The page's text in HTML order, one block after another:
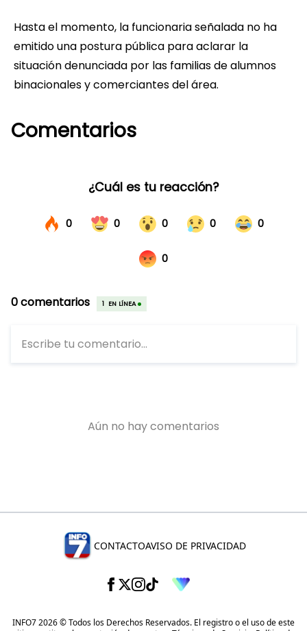
Hasta el momento, la funcionaria señalada no ha
emitido una postura pública para aclarar la
situación denunciada por las familias de alumnos
binacionales y comerciantes del área.
Comentarios
CONTACTOAVISO DE PRIVACIDAD
INFO7 2026 © Todos los Derechos Reservados. El registro o el uso de este